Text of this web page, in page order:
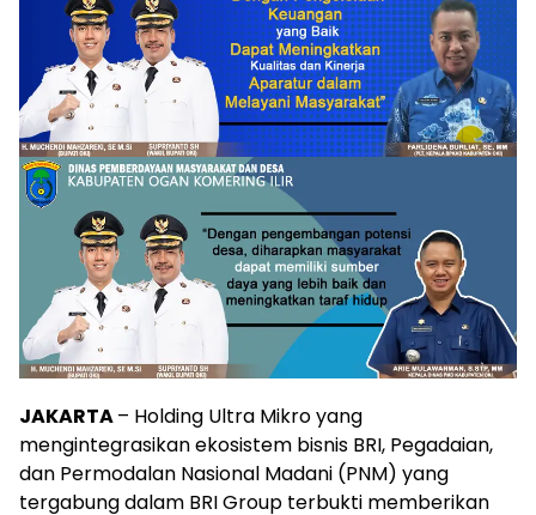
JAKARTA– Holding Ultra Mikro yang
mengintegrasikan ekosistem bisnis BRI, Pegadaian,
dan Permodalan Nasional Madani (PNM) yang
tergabung dalam BRI Group terbukti memberikan